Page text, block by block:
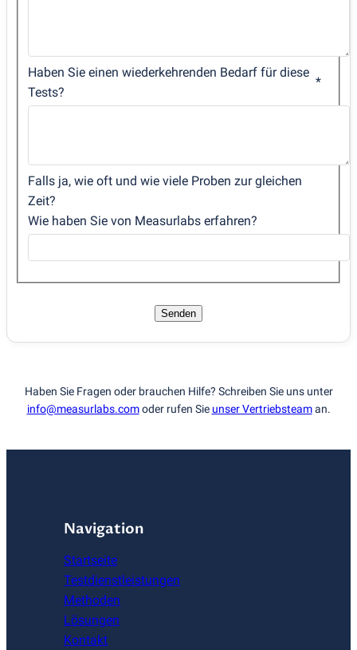
Haben Sie einen wiederkehrenden Bedarf für diese
Tests?
Falls ja, wie oft und wie viele Proben zur gleichen
Zeit?
Wie haben Sie von Measurlabs erfahren?
Senden
Haben Sie Fragen oder brauchen Hilfe? Schreiben Sie uns unter
info@measurlabs.comoder rufen Sie unser Vertriebsteaman.
Navigation
Startseite
Testdienstleistungen
Methoden
Lösungen
Kontakt